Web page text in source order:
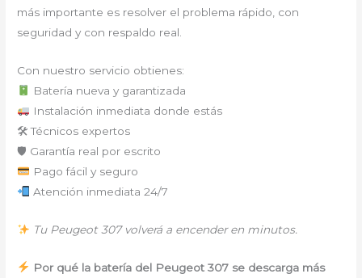
más importante es resolver el problema rápido, con
seguridad y con respaldo real.
Con nuestro servicio obtienes:
Batería nueva y garantizada
Instalación inmediata donde estás
🛠 Técnicos expertos
🛡 Garantía real por escrito
Pago fácil y seguro
Atención inmediata 24/7
Tu Peugeot 307 volverá a encender en minutos.
Por qué la batería del Peugeot 307 se descarga más